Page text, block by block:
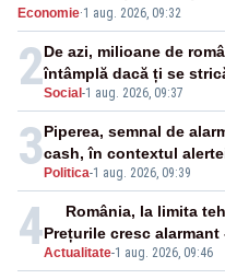
cunoscută de pe vremea
Economie·1 aug. 2026, 09:32
2Social -1 aug. 2026, 09:37
De azi, milioane de
întâmplă dacă ți se
3 Politica-1 aug. 2026, 09:39
Piperea, semnal de
cash, în contextul
4Actualitate-1 aug. 2026, 09:46
România, la limita
Prețurile cresc